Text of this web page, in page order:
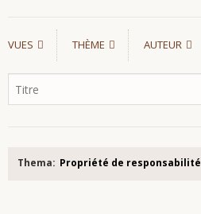
VUES THÈME AUTEUR
Thema: Propriété de responsabilité